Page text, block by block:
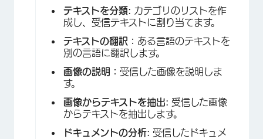
×
テキストを分類: カテゴリのリストを作
成し、受信テキストに割り当てます。
テキストの翻訳： ある言語のテキストを
別の言語に翻訳します。
画像の説明： 受信した画像を説明しま
す。
画像からテキストを抽出: 受信した画像
からテキストを抽出します。
ドキュメントの分析: 受信したドキュメ